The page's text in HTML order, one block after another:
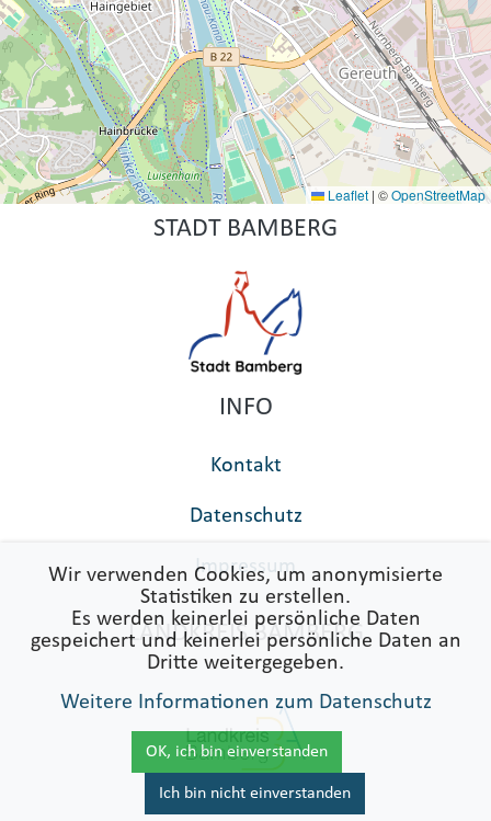
Wir verwenden Cookies, um anonymisierte
Statistiken zu erstellen.
Es werden keinerlei persönliche Daten
gespeichert und keinerlei persönliche Daten an
Dritte weitergegeben.
Weitere Informationen zum Datenschutz
OK, ich bin einverstanden
Ich bin nicht einverstanden
Leaflet | ©OpenStreetMap
STADT BAMBERG
INFO
Kontakt
Datenschutz
Impressum
LANDKREIS BAMBERG